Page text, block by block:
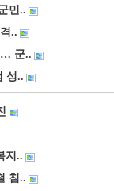
민..
..
… 군..
성..
지..
침..